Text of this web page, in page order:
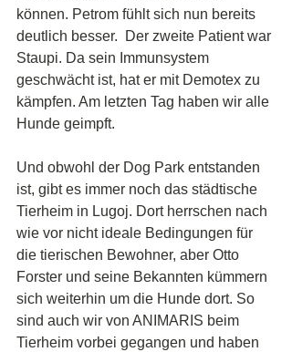
können. Petrom fühlt sich nun bereits
deutlich besser.  Der zweite Patient war
Staupi. Da sein Immunsystem
geschwächt ist, hat er mit Demotex zu
kämpfen. Am letzten Tag haben wir alle
Hunde geimpft.
Und obwohl der Dog Park entstanden
ist, gibt es immer noch das städtische
Tierheim in Lugoj. Dort herrschen nach
wie vor nicht ideale Bedingungen für
die tierischen Bewohner, aber Otto
Forster und seine Bekannten kümmern
sich weiterhin um die Hunde dort. So
sind auch wir von ANIMARIS beim
Tierheim vorbei gegangen und haben